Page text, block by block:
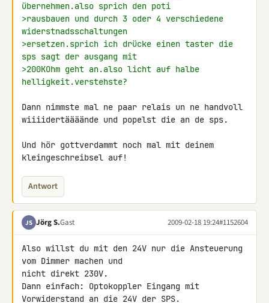
übernehmen.also sprich den poti
>rausbauen und durch 3 oder 4 verschiedene
widerstnadsschaltungen
>ersetzen.sprich ich drücke einen taster die
sps sagt der ausgang mit
>200KOhm geht an.also licht auf halbe
helligkeit.verstehste?
Dann nimmste mal ne paar relais un ne handvoll
wiiiidertäääände und popelst die an de sps.
Und hör gottverdammt noch mal mit deinem
kleingeschreibsel auf!
Antwort
JS Jörg S.Gast 2009-02-18 19:24#1152604
Also willst du mit den 24V nur die Ansteuerung
vom Dimmer machen und
nicht direkt 230V.
Dann einfach: Optokoppler Eingang mit
Vorwiderstand an die 24V der SPS.